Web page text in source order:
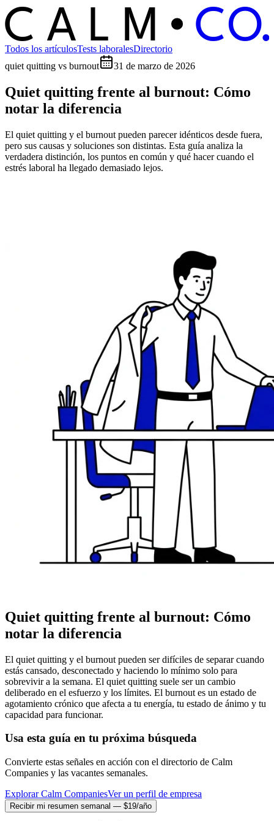
C ALM C O.
Todos los artículosTests laboralesDirectorio
quiet quitting vs burnout
31 de marzo de 2026
Quiet quitting frente al burnout: Cómo
notar la diferencia
El quiet quitting y el burnout pueden parecer idénticos desde fuera,
pero sus causas y soluciones son distintas. Esta guía analiza la
verdadera distinción, los puntos en común y qué hacer cuando el
estrés laboral ha llegado demasiado lejos.
Quiet quitting frente al burnout: Cómo
notar la diferencia
El quiet quitting y el burnout pueden ser difíciles de separar cuando
estás cansado, desconectado y haciendo lo mínimo solo para
sobrevivir a la semana. El quiet quitting suele ser un cambio
deliberado en el esfuerzo y los límites. El burnout es un estado de
agotamiento crónico que afecta a tu energía, tu estado de ánimo y tu
capacidad para funcionar.
Usa esta guía en tu próxima búsqueda
Convierte estas señales en acción con el directorio de Calm
Companies y las vacantes semanales.
Explorar Calm CompaniesVer un perfil de empresa
Recibir mi resumen semanal — $19/año